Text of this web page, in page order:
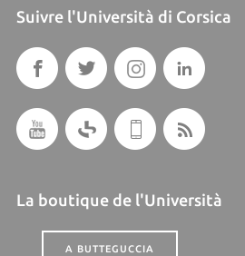
Suivre l'Università di Corsica
La boutique de l'Università
A BUTTEGUCCIA